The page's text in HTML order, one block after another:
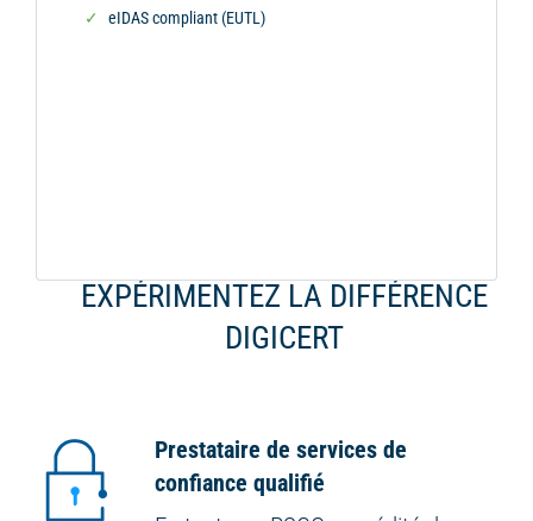
eIDAS compliant (EUTL)
EXPÉRIMENTEZ LA DIFFÉRENCE
DIGICERT
Prestataire de services de
confiance qualifié